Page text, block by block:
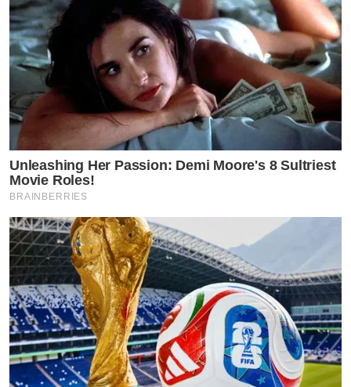
Unleashing Her Passion: Demi Moore's 8 Sultriest
Movie Roles!
BRAINBERRIES